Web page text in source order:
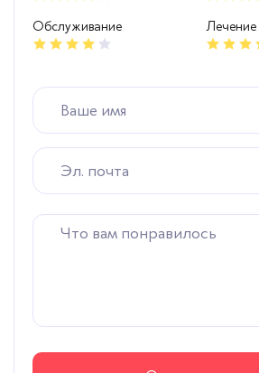
Обслуживание Лечение